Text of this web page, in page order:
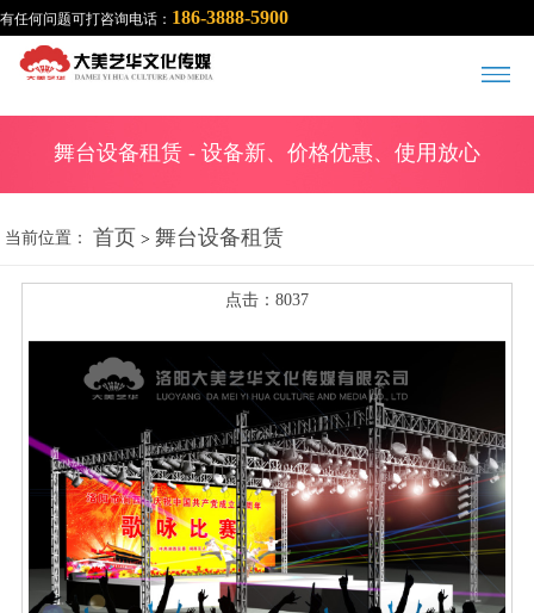
有任何问题可打咨询电话： 186-3888-5900
舞台设备租赁 - 设备新、价格优惠、使用放心
当前位置： 首页 > 舞台设备租赁
点击：8037